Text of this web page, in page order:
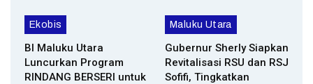
Ekobis
BI Maluku Utara
Luncurkan Program
RINDANG BERSERI untuk
Maluku Utara
Gubernur Sherly Siapkan
Revitalisasi RSU dan RSJ
Sofifi, Tingkatkan